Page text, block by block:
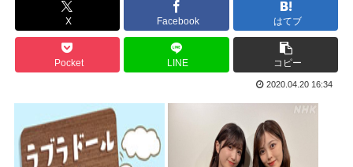
海外「日本の電車旅で最高に気分を上げてくれるものがコレ！...
福島県民「え！？俺らへの復興支援は一時停止する感じ！？」...
韓国人「韓国が熊本地震で飲料水1万本送ったら日本人は韓国...
ガンダムSEEDの新台パチ●コ、またコケるwww
高市早苗熊本視察PVを映像ディレクターが本気で分析した結...
みいちゃんのモデルになった人は性格がいいらしい。
X Facebook はてブ
Pocket LINE コピー
2020.04.20 16:34